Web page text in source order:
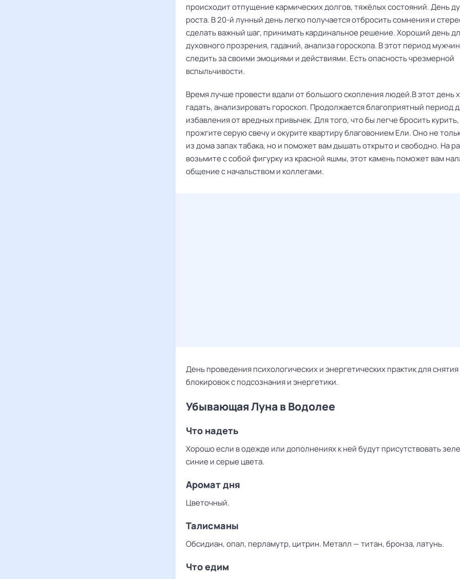
происходит отпущение кармических долгов, тяжёлых состояний. День
роста. В 20-й лунный день легко получается отбросить сомнения и
сделать важный шаг, принимать кардинальное решение. Хороший день
духовного прозрения, гаданий, анализа гороскопа. В этот период
следить за своими эмоциями и действиями. Есть опасность чрезмерной
вспыльчивости.
Время лучше провести вдали от большого скопления людей.В этот день
гадать, анализировать гороскоп. Продолжается благоприятный период
избавления от вредных привычек. Для того, что бы легче бросить курить,
прожгите серую свечу и окурите квартиру благовонием Ели. Оно не
из дома запах табака, но и поможет вам дышать открыто и свободно. На
возьмите с собой фигурку из красной яшмы, этот камень поможет вам
общение с начальством и коллегами.
День проведения психологических и энергетических практик для снятия
блокировок с подсознания и энергетики.
Убывающая Луна в Водолее
Что надеть
Хорошо если в одежде или дополнениях к ней будут присутствовать
синие и серые цвета.
Аромат дня
Цветочный.
Талисманы
Обсидиан, опал, перламутр, цитрин. Металл — титан, бронза, латунь.
Что едим